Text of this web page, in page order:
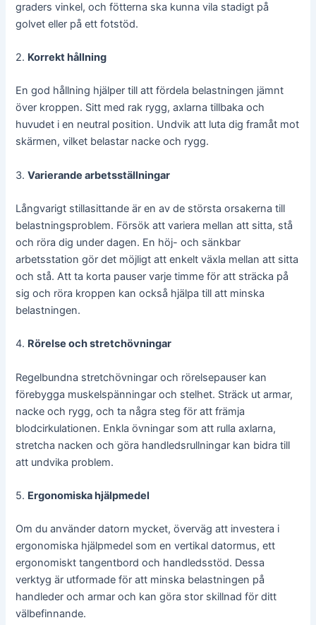
graders vinkel, och fötterna ska kunna vila stadigt på
golvet eller på ett fotstöd.
2. Korrekt hållning
En god hållning hjälper till att fördela belastningen jämnt
över kroppen. Sitt med rak rygg, axlarna tillbaka och
huvudet i en neutral position. Undvik att luta dig framåt mot
skärmen, vilket belastar nacke och rygg.
3.Varierande arbetsställningar
Långvarigt stillasittande är en av de största orsakerna till
belastningsproblem. Försök att variera mellan att sitta, stå
och röra dig under dagen. En höj- och sänkbar
arbetsstation gör det möjligt att enkelt växla mellan att sitta
och stå. Att ta korta pauser varje timme för att sträcka på
sig och röra kroppen kan också hjälpa till att minska
belastningen.
4. Rörelse och stretchövningar
Regelbundna stretchövningar och rörelsepauser kan
förebygga muskelspänningar och stelhet. Sträck ut armar,
nacke och rygg, och ta några steg för att främja
blodcirkulationen. Enkla övningar som att rulla axlarna,
stretcha nacken och göra handledsrullningar kan bidra till
att undvika problem.
5. Ergonomiska hjälpmedel
Om du använder datorn mycket, överväg att investera i
ergonomiska hjälpmedel som en vertikal datormus, ett
ergonomiskt tangentbord och handledsstöd. Dessa
verktyg är utformade för att minska belastningen på
handleder och armar och kan göra stor skillnad för ditt
välbefinnande.